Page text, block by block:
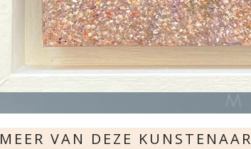
MEER VAN DEZE KUNSTENAAR